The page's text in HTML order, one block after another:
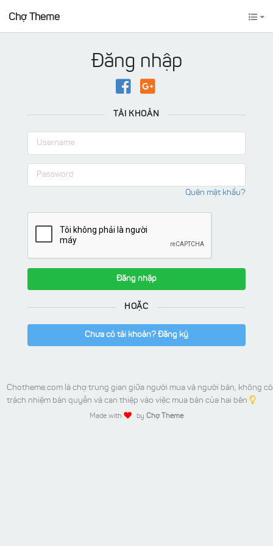
Chợ Theme
Đăng nhập
TÀI KHOẢN
Quên mật khẩu?
Đăng nhập
HOẶC
Chưa có tài khoản? Đăng ký
Chotheme.com là chợ trung gian giữa người mua và người bán, không có
trách nhiệm bản quyền và can thiệp vào việc mua bán của hai bên
Made with by Chợ Theme